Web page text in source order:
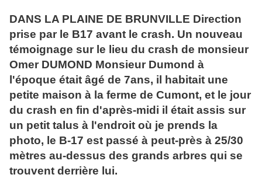
DANS LA PLAINE DE BRUNVILLE Direction
prise par le B17 avant le crash. Un nouveau
témoignage sur le lieu du crash de monsieur
Omer DUMOND Monsieur Dumond à
l'époque était âgé de 7ans, il habitait une
petite maison à la ferme de Cumont, et le jour
du crash en fin d'après-midi il était assis sur
un petit talus à l'endroit où je prends la
photo, le B-17 est passé à peut-près à 25/30
mètres au-dessus des grands arbres qui se
trouvent derrière lui.